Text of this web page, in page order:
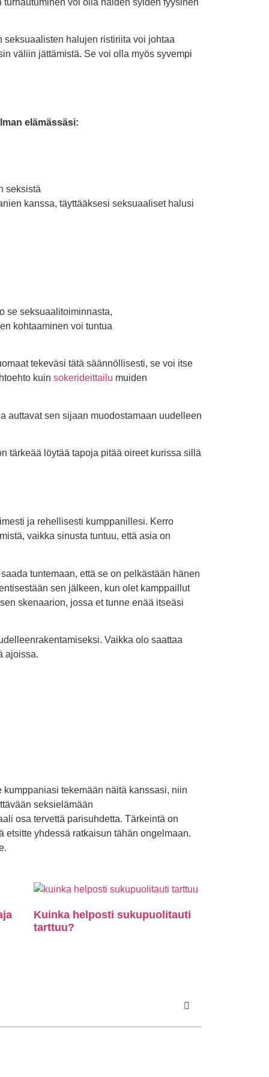
halujen ristiriita voi johtaa
väliin jättämistä. Se voi olla myös syvempi
elämässäsi:
seksistä
kanssa, täyttääksesi seksuaaliset halusi
se seksuaalitoiminnasta,
kohtaaminen voi tuntua
tekeväsi tätä säännöllisesti, se voi itse
kuin sokerideittailu muiden
auttavat sen sijaan muodostamaan uudelleen
tärkeää löytää tapoja pitää oireet kurissa sillä
ja rehellisesti kumppanillesi. Kerro
vaikka sinusta tuntuu, että asia on
tuntemaan, että se on pelkästään hänen
sen jälkeen, kun olet kamppaillut
skenaarion, jossa et tunne enää itseäsi
Vaikka olo saattaa
ajoissa.
tekemään näitä kanssasi, niin
seksielämään
osa tervettä parisuhdetta. Tärkeintä on
etsitte yhdessä ratkaisun tähän ongelmaan.
Kuinka helposti sukupuolitauti
tarttuu?